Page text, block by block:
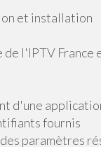
et installation
de l'IPTV
d'une
fournis
paramètres